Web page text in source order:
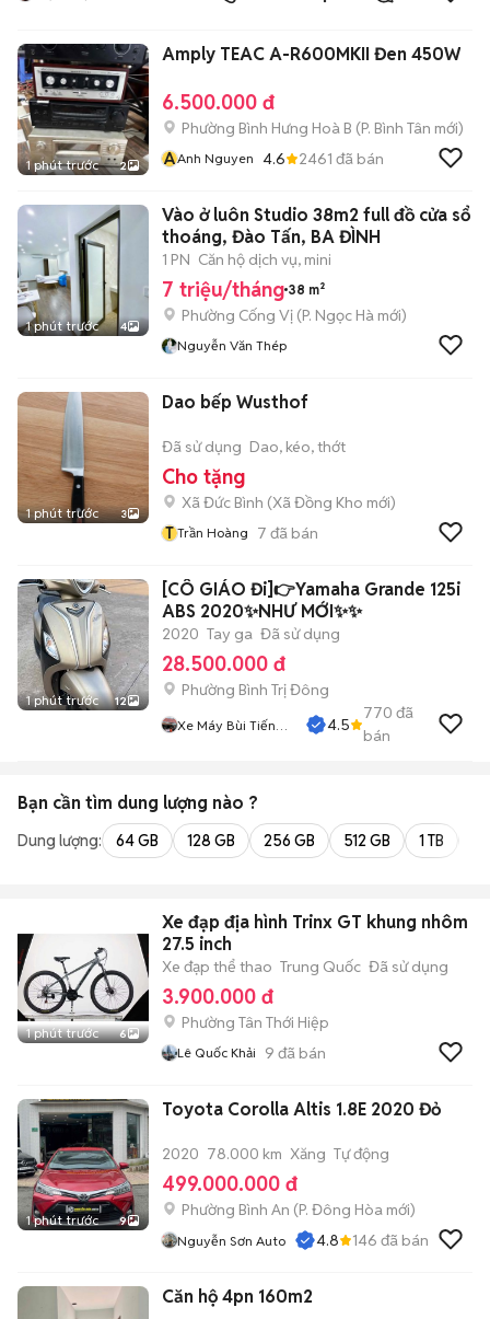
1 phút trước 2
Amply TEAC A-R600MKII Đen 450W
6.500.000 đ
Phường Bình Hưng Hoà B (P. Bình Tân mới)
AAnh Nguyen 4.6 2461 đã bán
1 phút trước 4
Vào ở luôn Studio 38m2 full đồ cửa sổ
thoáng, Đào Tấn, BA ĐÌNH
1 PN Căn hộ dịch vụ, mini
7 triệu/tháng 38 m²
Phường Cống Vị (P. Ngọc Hà mới)
Nguyễn Văn Thép
1 phút trước 3
Dao bếp Wusthof
Đã sử dụng Dao, kéo, thớt
Cho tặng
Xã Đức Bình (Xã Đồng Kho mới)
T Trần Hoàng 7 đã bán
1 phút trước 12
[CÔ GIÁO Đi]👉Yamaha Grande 125i
ABS 2020✨NHƯ MỚI✨✨
2020 Tay ga Đã sử dụng
28.500.000 đ
Phường Bình Trị Đông
Xe Máy Bùi Tiến
4.5
770 đã
bán
Bạn cần tìm dung lượng nào ?
Dung lượng: 64 GB 128 GB 256 GB 512 GB 1 TB
1 phút trước 6
Xe đạp địa hình Trinx GT khung nhôm
27.5 inch
Xe đạp thể thao Trung Quốc Đã sử dụng
3.900.000 đ
Phường Tân Thới Hiệp
Lê Quốc Khải 9 đã bán
1 phút trước 9
Toyota Corolla Altis 1.8E 2020 Đỏ
2020 78.000 km Xăng Tự động
499.000.000 đ
Phường Bình An (P. Đông Hòa mới)
Nguyễn Sơn Auto 4.8 146 đã bán
Căn hộ 4pn 160m2